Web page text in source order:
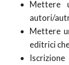
Mettere
autori/
Mettere
editrici